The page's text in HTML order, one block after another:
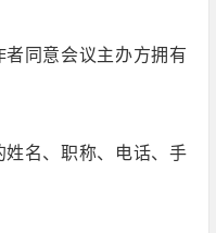
同意会议主办方拥有
名、职称、电话、手